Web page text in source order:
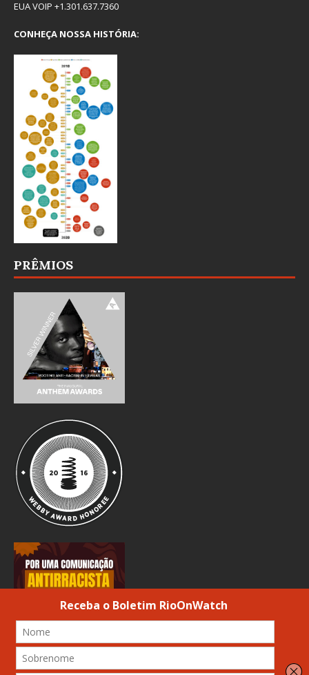
EUA VOIP +1.301.637.7360
CONHEÇA NOSSA HISTÓRIA:
PRÊMIOS